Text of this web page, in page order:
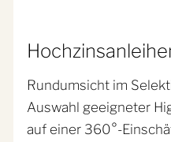
Rundumsicht im
Auswahl geeigneter
auf einer 360°-